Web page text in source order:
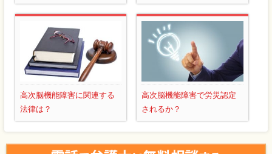
高次脳機能障害に関連する
法律は？
高次脳機能障害で労災認定
されるか？